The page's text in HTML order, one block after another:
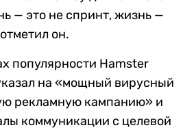
— это не спринт, жизнь —
он.
популярности Hamster
на «мощный вирусный
рекламную кампанию» и
коммуникации с целевой